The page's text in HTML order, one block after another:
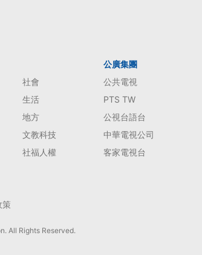
社會
生活
地方
文教科技
社福人權
公廣集團
公共電視
PTS TW
公視台語台
中華電視公司
客家電視台
策
All Rights Reserved.